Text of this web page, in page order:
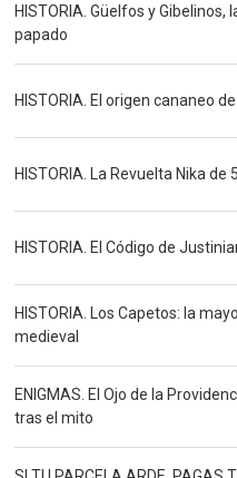
HISTORIA. Güelfos y Gibelinos,
papado
HISTORIA. El origen cananeo
HISTORIA. La Revuelta Nika
HISTORIA. El Código de
HISTORIA. Los Capetos: la
medieval
ENIGMAS. El Ojo de la
tras el mito